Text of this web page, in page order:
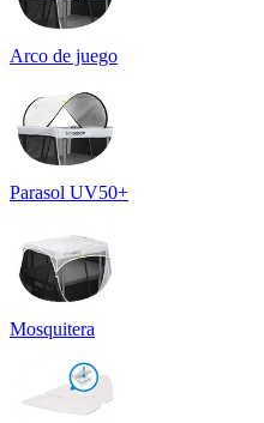
Arco de juego
Parasol UV50+
Mosquitera